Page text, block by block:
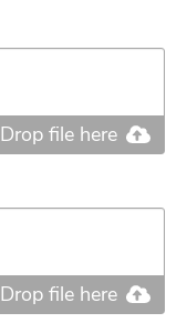
Drop file here
Drop file here